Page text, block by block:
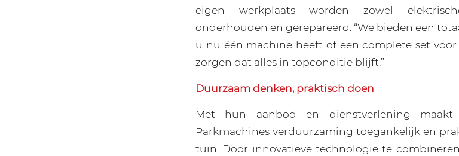
eigen werkplaats worden zowel
onderhouden en gerepareerd. “We bieden een
u nu één machine heeft of een complete set
zorgen dat alles in topconditie blijft.”
Duurzaam denken, praktisch doen
Met hun aanbod en dienstverlening
Parkmachines verduurzaming toegankelijk en
tuin. Door innovatieve technologie te